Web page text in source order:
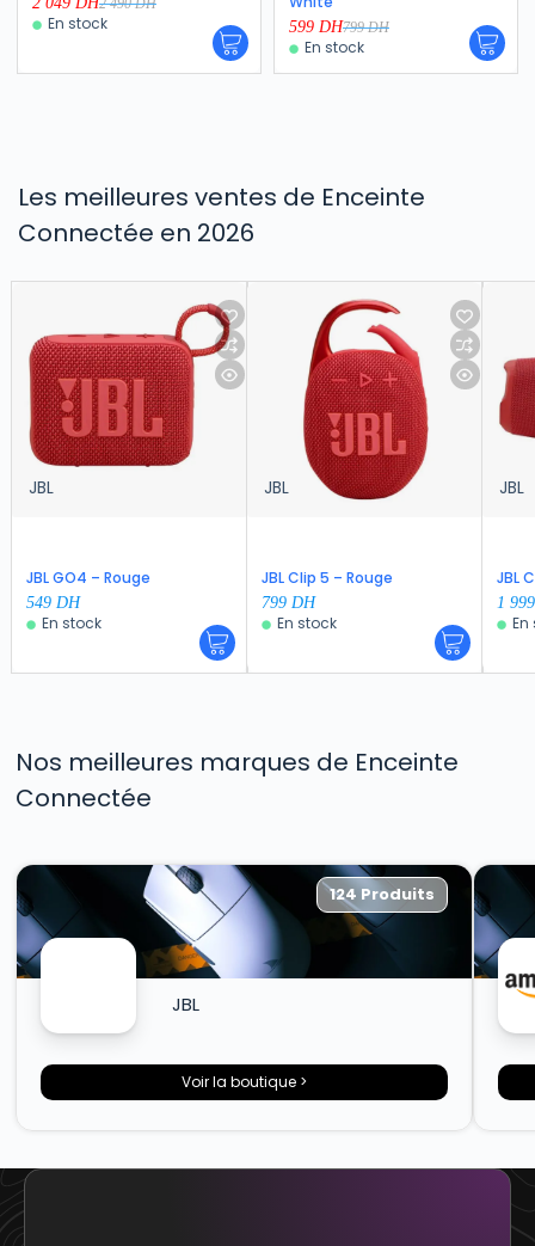
En stock 799DH
599 DH
En stock
Les meilleures ventes de Enceinte
Connectée en 2026
JBL
JBL GO4 – Rouge
549 DH
En stock
JBL
JBL Clip 5 – Rouge
799 DH
En stock
JBL
JBL
1
En
Nos meilleures marques de Enceinte
Connectée
124 Produits
JBL
Voir la boutique >